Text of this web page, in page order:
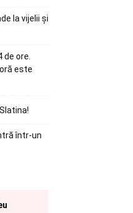
la vijelii și
ore.
este
într-un